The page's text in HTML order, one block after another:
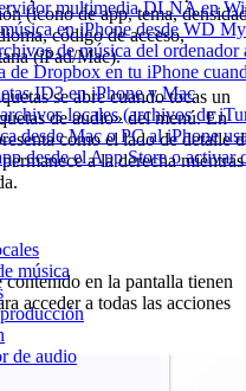
multimedia DLNA en
en iPhone desde WD
de música del
de Dropbox en tu iPhone
ID3 en iPhone y Mac
locales (archivos de
desde Mac o PC al iPhone
desde el App Store o
música
de audio
(icono de app, tema,
código de acceso,
(iPad/Mac).
se abre cuando tocas un
de audio» del menú. En
como el lado de detalle
a la derecha mientras
contenido en la pantalla tienen
acceder a todas las acciones